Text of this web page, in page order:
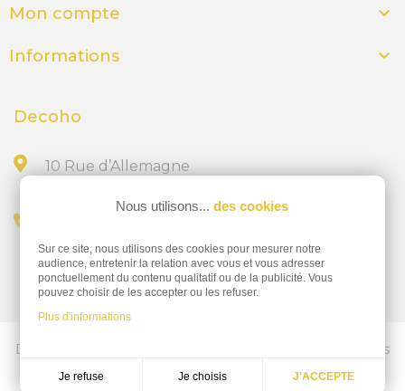
Mon compte 
Informations 
Decoho
10 Rue d’Allemagne
02 28 23 15 32
Nous utilisons... des cookies
Sur ce site, nous utilisons des cookies pour mesurer notre
audience, entretenir la relation avec vous et vous adresser
ponctuellement du contenu qualitatif ou de la publicité. Vous
pouvez choisir de les accepter ou les refuser.
Plus d'informations
Je refuse Je choisis J'ACCEPTE
Découvrez nos services d'impressions professionnelles
Réalisation Dream me up